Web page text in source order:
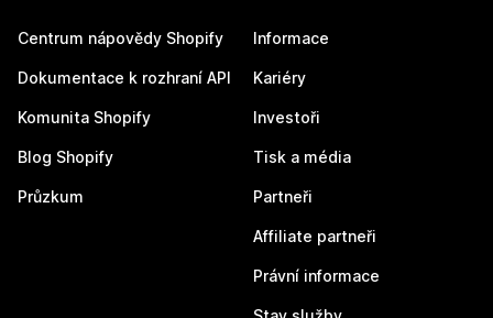
Centrum nápovědy Shopify
Dokumentace k rozhraní API
Komunita Shopify
Blog Shopify
Průzkum
Informace
Kariéry
Investoři
Tisk a média
Partneři
Affiliate partneři
Právní informace